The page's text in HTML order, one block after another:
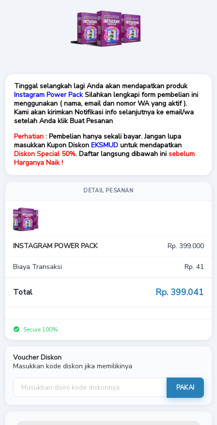
Tinggal selangkah lagi Anda akan mendapatkan produk
Instagram Power PackSilahkan lengkapi form pembelian ini
menggunakan ( nama, email dan nomor WA yang aktif ).
Kami akan kirimkan Notifikasi info selanjutnya ke email/wa
setelah Anda klik Buat Pesanan
Perhatian : Pembelian hanya sekali bayar. Jangan lupa
masukkan Kupon Diskon EKSMUD untuk mendapatkan
Diskon Special 50%. Daftar langsung dibawah ini sebelum
Harganya Naik !
DETAIL PESANAN
INSTAGRAM POWER PACK Rp. 399.000
Biaya Transaksi Rp. 41
Total Rp. 399.041
Secure 100%
Voucher Diskon
Masukkan kode diskon jika memilikinya
PAKAI